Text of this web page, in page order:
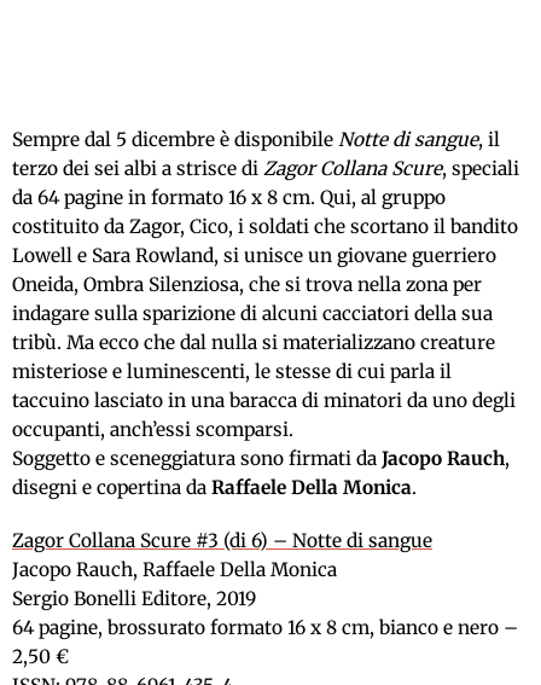
Sempre dal 5 dicembre è disponibile Notte di sangue, il
terzo dei sei albi a strisce di Zagor Collana Scure, speciali
da 64 pagine in formato 16 x 8 cm. Qui, al gruppo
costituito da Zagor, Cico, i soldati che scortano il bandito
Lowell e Sara Rowland, si unisce un giovane guerriero
Oneida, Ombra Silenziosa, che si trova nella zona per
indagare sulla sparizione di alcuni cacciatori della sua
tribù. Ma ecco che dal nulla si materializzano creature
misteriose e luminescenti, le stesse di cui parla il
taccuino lasciato in una baracca di minatori da uno degli
occupanti, anch’essi scomparsi.
Soggetto e sceneggiatura sono firmati da Jacopo Rauch,
disegni e copertina da Raffaele Della Monica.
Zagor Collana Scure #3 (di 6) – Notte di sangue
Jacopo Rauch, Raffaele Della Monica
Sergio Bonelli Editore, 2019
64 pagine, brossurato formato 16 x 8 cm, bianco e nero –
2,50 €